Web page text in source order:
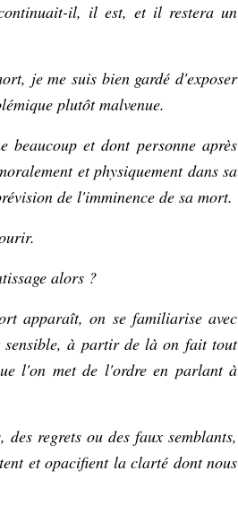
il, il est, et il restera un
je me suis bien gardé d'exposer
plutôt malvenue.
beaucoup et dont personne après
et physiquement dans sa
de l'imminence de sa mort.
alors ?
apparaît, on se familiarise avec
à partir de là on fait tout
l'on met de l'ordre en parlant à
regrets ou des faux semblants,
et opacifient la clarté dont nous